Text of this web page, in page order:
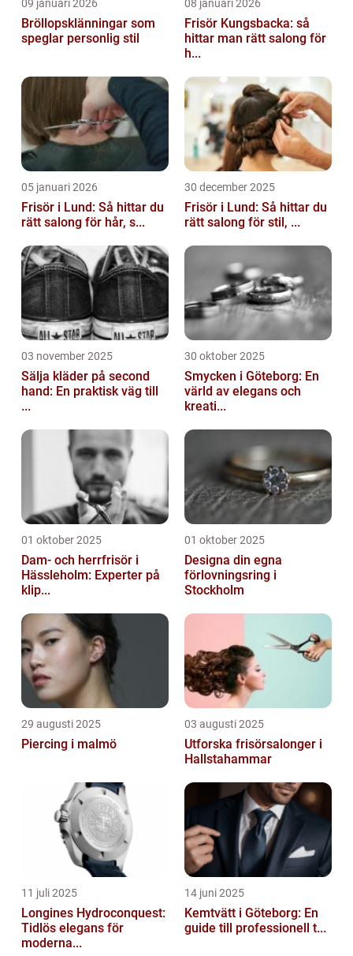
09 januari 2026
Bröllopsklänningar som
speglar personlig stil
08 januari 2026
Frisör Kungsbacka: så
hittar man rätt salong för
h...
05 januari 2026
Frisör i Lund: Så hittar du
rätt salong för hår, s...
30 december 2025
Frisör i Lund: Så hittar du
rätt salong för stil, ...
03 november 2025
Sälja kläder på second
hand: En praktisk väg till
...
30 oktober 2025
Smycken i Göteborg: En
värld av elegans och
kreati...
01 oktober 2025
Dam- och herrfrisör i
Hässleholm: Experter på
klip...
01 oktober 2025
Designa din egna
förlovningsring i
Stockholm
29 augusti 2025
Piercing i malmö
03 augusti 2025
Utforska frisörsalonger i
Hallstahammar
11 juli 2025
Longines Hydroconquest:
Tidlös elegans för
moderna...
14 juni 2025
Kemtvätt i Göteborg: En
guide till professionell t...